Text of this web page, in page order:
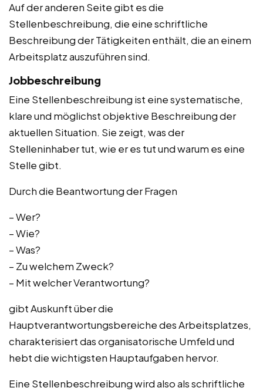
Auf der anderen Seite gibt es die
Stellenbeschreibung, die eine schriftliche
Beschreibung der Tätigkeiten enthält, die an einem
Arbeitsplatz auszuführen sind.
Jobbeschreibung
Eine Stellenbeschreibung ist eine systematische,
klare und möglichst objektive Beschreibung der
aktuellen Situation. Sie zeigt, was der
Stelleninhaber tut, wie er es tut und warum es eine
Stelle gibt.
Durch die Beantwortung der Fragen
– Wer?
– Wie?
– Was?
– Zu welchem Zweck?
– Mit welcher Verantwortung?
gibt Auskunft über die
Hauptverantwortungsbereiche des Arbeitsplatzes,
charakterisiert das organisatorische Umfeld und
hebt die wichtigsten Hauptaufgaben hervor.
Eine Stellenbeschreibung wird also als schriftliche